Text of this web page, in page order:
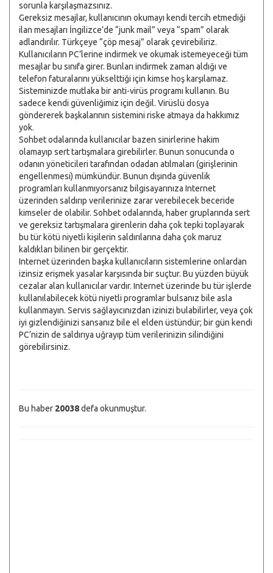
sorunla karşılaşmazsınız.
Gereksiz mesajlar, kullanıcının okumayı kendi tercih etmediği
ilan mesajları İngilizce’de “junk mail” veya “spam” olarak
adlandırılır. Türkçeye “çöp mesaj” olarak çevirebiliriz.
Kullanıcıların PC’lerine indirmek ve okumak istemeyeceği tüm
mesajlar bu sınıfa girer. Bunları indirmek zaman aldığı ve
telefon faturalarını yükselttiği için kimse hoş karşılamaz.
Sisteminizde mutlaka bir anti-virüs programı kullanın. Bu
sadece kendi güvenliğimiz için değil. Virüslü dosya
göndererek başkalarının sistemini riske atmaya da hakkımız
yok.
Sohbet odalarında kullanıcılar bazen sinirlerine hakim
olamayıp sert tartışmalara girebilirler. Bunun sonucunda o
odanın yöneticileri tarafından odadan atılmaları (girişlerinin
engellenmesi) mümkündür. Bunun dışında güvenlik
programları kullanmıyorsanız bilgisayarınıza Internet
üzerinden saldırıp verilerinize zarar verebilecek beceride
kimseler de olabilir. Sohbet odalarında, haber gruplarında sert
ve gereksiz tartışmalara girenlerin daha çok tepki toplayarak
bu tür kötü niyetli kişilerin saldırılarına daha çok maruz
kaldıkları bilinen bir gerçektir.
Internet üzerinden başka kullanıcıların sistemlerine onlardan
izinsiz erişmek yasalar karşısında bir suçtur. Bu yüzden büyük
cezalar alan kullanıcılar vardır. Internet üzerinde bu tür işlerde
kullanılabilecek kötü niyetli programlar bulsanız bile asla
kullanmayın. Servis sağlayıcınızdan izinizi bulabilirler, veya çok
iyi gizlendiğinizi sansanız bile el elden üstündür; bir gün kendi
PC’nizin de saldırıya uğrayıp tüm verilerinizin silindiğini
görebilirsiniz.
Bu haber 20038defa okunmuştur.